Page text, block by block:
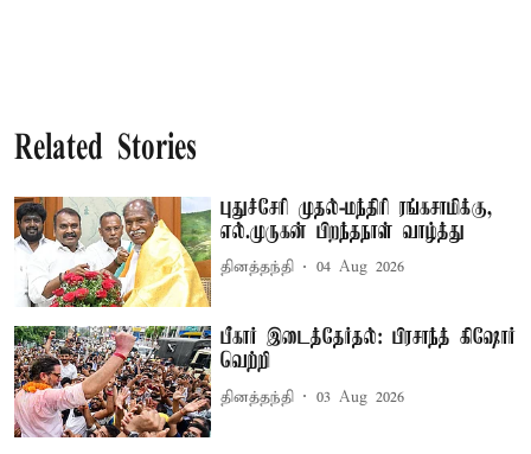
Related Stories
புதுச்சேரி முதல்-மந்திரி ரங்கசாமிக்கு,
எல்.முருகன் பிறந்தநாள் வாழ்த்து
தினத்தந்தி 04 Aug 2026
பீகார் இடைத்தேர்தல்: பிரசாந்த் கிஷோர்
வெற்றி
தினத்தந்தி 03 Aug 2026